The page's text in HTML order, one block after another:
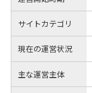
サイトカテゴリ
現在の運営状況
主な運営主体